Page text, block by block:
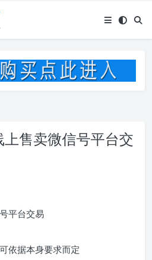
售卖微信号平台交
平台交易
依据本身要求而定